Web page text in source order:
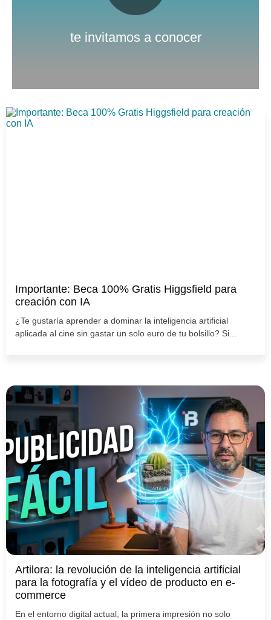
te invitamos a conocer
Importante: Beca 100% Gratis Higgsfield para
creación con IA
¿Te gustaría aprender a dominar la inteligencia artificial
aplicada al cine sin gastar un solo euro de tu bolsillo? Si...
Artilora: la revolución de la inteligencia artificial
para la fotografía y el vídeo de producto en e-
commerce
En el entorno digital actual, la primera impresión no solo